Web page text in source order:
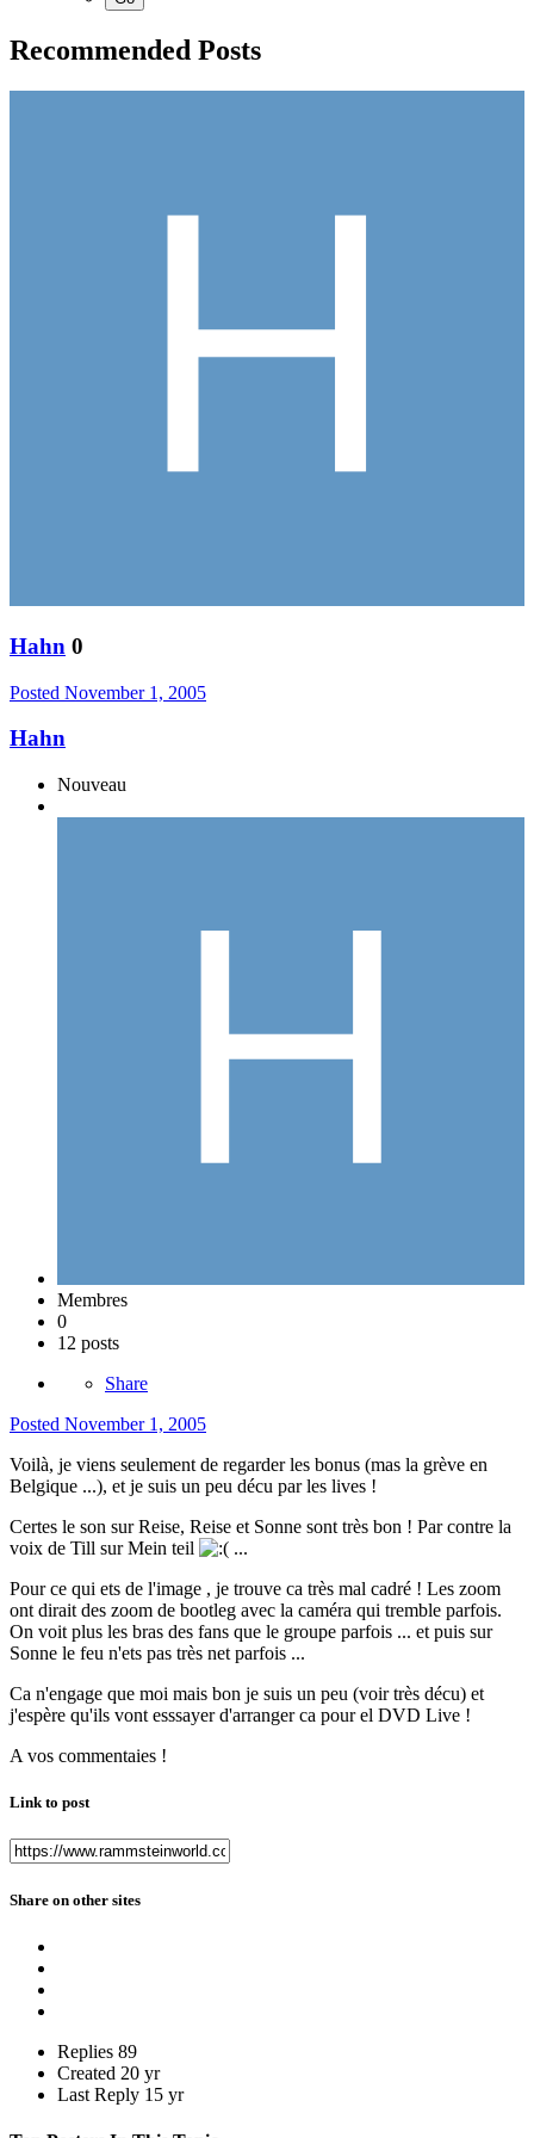
Recommended Posts
Hahn 0
Posted November 1, 2005
Hahn
Nouveau
Membres
0
12 posts
Share
Posted November 1, 2005
Voilà, je viens seulement de regarder les bonus (mas la grève en
Belgique ...), et je suis un peu décu par les lives !
Certes le son sur Reise, Reise et Sonne sont très bon ! Par contre la
voix de Till sur Mein teil
...
Pour ce qui ets de l'image , je trouve ca très mal cadré ! Les zoom
ont dirait des zoom de bootleg avec la caméra qui tremble parfois.
On voit plus les bras des fans que le groupe parfois ... et puis sur
Sonne le feu n'ets pas très net parfois ...
Ca n'engage que moi mais bon je suis un peu (voir très décu) et
j'espère qu'ils vont esssayer d'arranger ca pour el DVD Live !
A vos commentaies !
Link to post
Share on other sites
Replies 89
Created 20 yr
Last Reply 15 yr